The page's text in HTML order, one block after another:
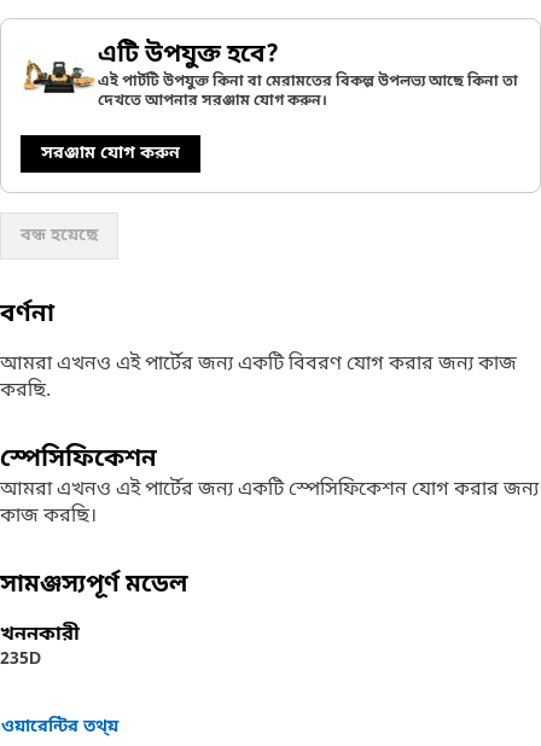
এটি উপযুক্ত হবে?
এই পার্টটি উপযুক্ত কিনা বা মেরামতের বিকল্প উপলভ্য আছে কিনা তা
দেখতে আপনার সরঞ্জাম যোগ করুন।
সরঞ্জাম যোগ করুন
বন্ধ হয়েছে
বর্ণনা
আমরা এখনও এই পার্টের জন্য একটি বিবরণ যোগ করার জন্য কাজ
করছি.
স্পেসিফিকেশন
আমরা এখনও এই পার্টের জন্য একটি স্পেসিফিকেশন যোগ করার জন্য
কাজ করছি।
সামঞ্জস্যপূর্ণ মডেল
খননকারী
235D
ওয়ারেন্টির তথ্য়